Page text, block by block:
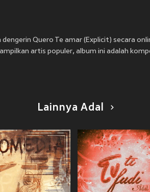
Quero Te amar (Explicit) secara
artis populer, album ini adalah
Lainnya Adal